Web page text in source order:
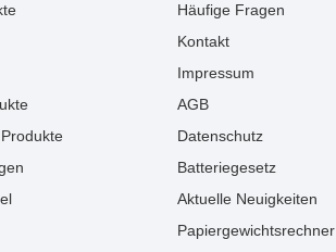
Häufige Fragen
Kontakt
Impressum
AGB
Datenschutz
Batteriegesetz
Aktuelle Neuigkeiten
Papiergewichtsrechner